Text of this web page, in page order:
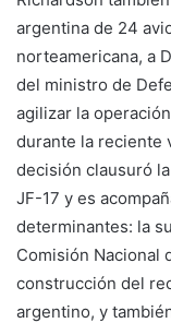
argentina de 24
norteamericana, a
del ministro de
agilizar la
durante la reciente
decisión clausuró
JF-17 y es
determinantes: la
Comisión Nacional
construcción del
argentino, y